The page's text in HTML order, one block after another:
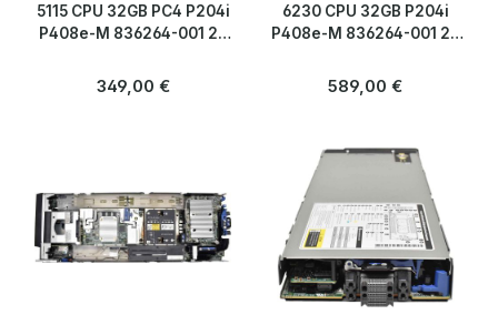
5115 CPU 32GB PC4 P204i
P408e-M 836264-001 2x
Regulärer Preis:
349,00 €
6230 CPU 32GB P204i
P408e-M 836264-001 2x
Regulärer Preis:
589,00 €